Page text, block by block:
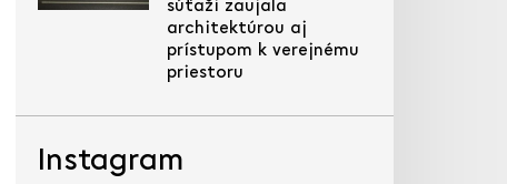
súťaži zaujala
architektúrou aj
prístupom k verejnému
priestoru
Instagram